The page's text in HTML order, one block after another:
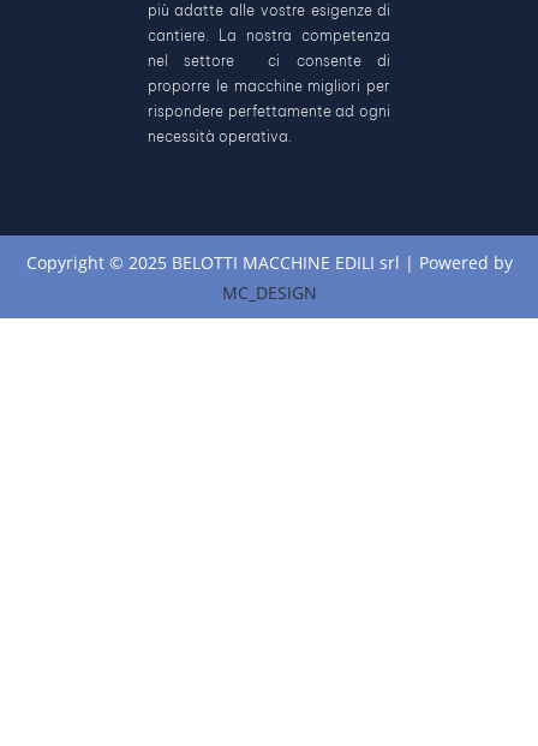
più adatte alle vostre esigenze di
cantiere. La nostra competenza
nel settore ci consente di
proporre le macchine migliori per
rispondere perfettamente ad ogni
necessità operativa.
Copyright © 2025 BELOTTI MACCHINE EDILI srl | Powered by
MC_DESIGN